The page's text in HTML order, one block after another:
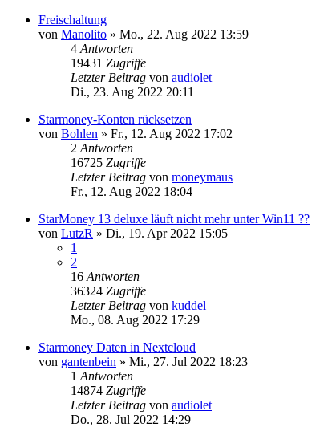
Freischaltung
von Manolito » Mo., 22. Aug 2022 13:59
4 Antworten
19431 Zugriffe
Letzter Beitrag von audiolet
Di., 23. Aug 2022 20:11
Starmoney-Konten rücksetzen
von Bohlen » Fr., 12. Aug 2022 17:02
2 Antworten
16725 Zugriffe
Letzter Beitrag von moneymaus
Fr., 12. Aug 2022 18:04
StarMoney 13 deluxe läuft nicht mehr unter Win11 ??
von LutzR » Di., 19. Apr 2022 15:05
1
2
16 Antworten
36324 Zugriffe
Letzter Beitrag von kuddel
Mo., 08. Aug 2022 17:29
Starmoney Daten in Nextcloud
von gantenbein » Mi., 27. Jul 2022 18:23
1 Antworten
14874 Zugriffe
Letzter Beitrag von audiolet
Do., 28. Jul 2022 14:29